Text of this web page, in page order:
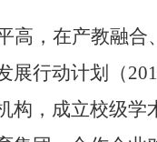
高，在产教融
展行动计划（
构，成立校级